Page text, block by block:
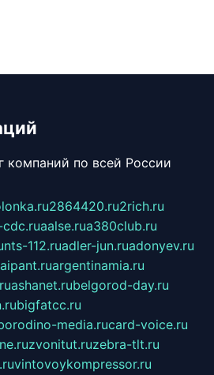
компаний по всей России
2864420.ru2rich.ru
aalse.rua380club.ru
112.ruadler-jun.ruadonyev.ru
argentinamia.ru
ashanet.rubelgorod-day.ru
bigfatcc.ru
media.rucard-voice.ru
zvonitut.ruzebra-tlt.ru
vintovoykompressor.ru